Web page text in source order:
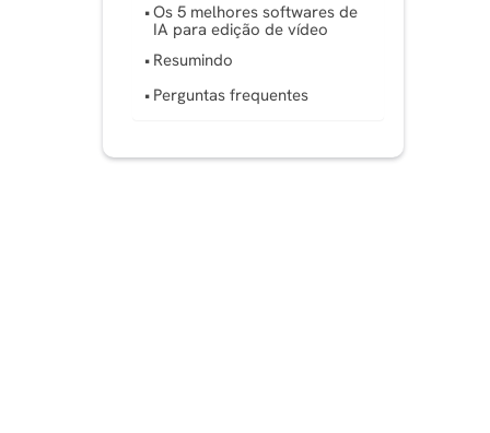
Os 5 melhores softwares de
IA para edição de vídeo
Resumindo
Perguntas frequentes